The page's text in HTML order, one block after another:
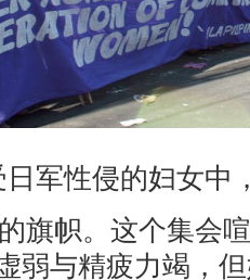
日军性侵的妇女中
旗帜。这个集会
弱与精疲力竭，